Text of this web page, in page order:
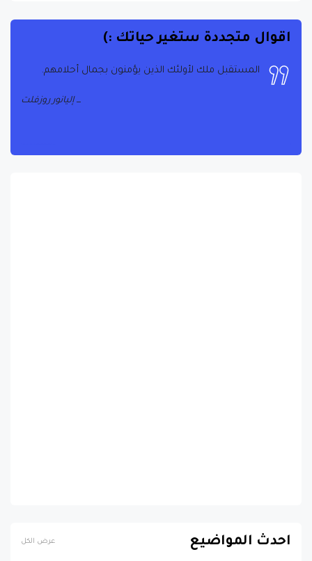
اقوال متجددة ستغير حياتك :)
المستقبل ملك لأولئك الذين يؤمنون بجمال أحلامهم.
إليانور روزفلت
احدث المواضيع عرض الكل